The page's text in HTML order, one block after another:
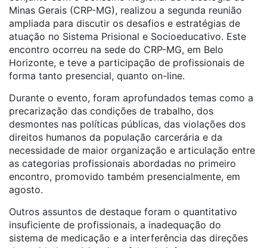
Minas Gerais (CRP-MG), realizou a segunda reunião
ampliada para discutir os desafios e estratégias de
atuação no Sistema Prisional e Socioeducativo. Este
encontro ocorreu na sede do CRP-MG, em Belo
Horizonte, e teve a participação de profissionais de
forma tanto presencial, quanto on-line.
Durante o evento, foram aprofundados temas como a
precarização das condições de trabalho, dos
desmontes nas políticas públicas, das violações dos
direitos humanos da população carcerária e da
necessidade de maior organização e articulação entre
as categorias profissionais abordadas no primeiro
encontro, promovido também presencialmente, em
agosto.
Outros assuntos de destaque foram o quantitativo
insuficiente de profissionais, a inadequação do
sistema de medicação e a interferência das direções